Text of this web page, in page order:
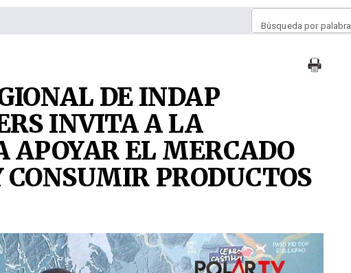
Búsqueda por palabra
DE INDAP
INVITA A LA
APOYAR EL MERCADO
PRODUCTOS